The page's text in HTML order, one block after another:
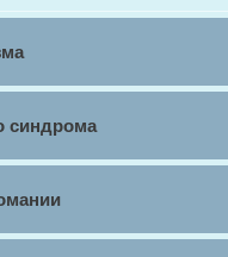
синдрома